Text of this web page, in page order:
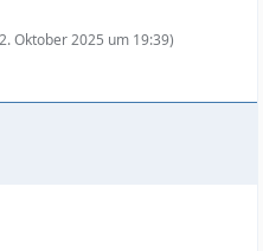
Oktober 2025 um 19:39)